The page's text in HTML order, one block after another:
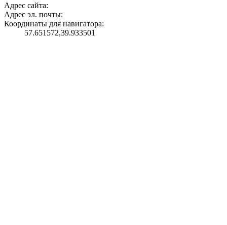
Адрес сайта:
Адрес эл. почты:
Координаты для навигатора:
57.651572,39.933501